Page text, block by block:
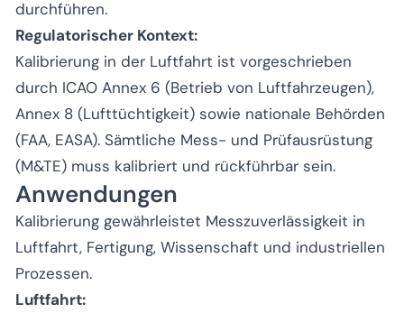
durchführen.
Regulatorischer Kontext:
Kalibrierung in der Luftfahrt ist vorgeschrieben
durch ICAO Annex 6 (Betrieb von Luftfahrzeugen),
Annex 8 (Lufttüchtigkeit) sowie nationale Behörden
(FAA, EASA). Sämtliche Mess- und Prüfausrüstung
(M&TE) muss kalibriert und rückführbar sein.
Anwendungen
Kalibrierung gewährleistet Messzuverlässigkeit in
Luftfahrt, Fertigung, Wissenschaft und industriellen
Prozessen.
Luftfahrt: